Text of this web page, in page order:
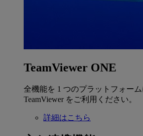
TeamViewer ONE
全機能を 1 つのプラットフォー
TeamViewer をご利用ください。
詳細はこちら